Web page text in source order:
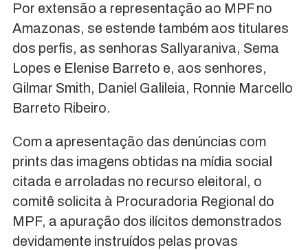
Por extensão a representação ao MPF no
Amazonas, se estende também aos titulares
dos perfis, as senhoras Sallyaraniva, Sema
Lopes e Elenise Barreto e, aos senhores,
Gilmar Smith, Daniel Galileia, Ronnie Marcello
Barreto Ribeiro.
Com a apresentação das denúncias com
prints das imagens obtidas na mídia social
citada e arroladas no recurso eleitoral, o
comitê solicita à Procuradoria Regional do
MPF, a apuração dos ilícitos demonstrados
devidamente instruídos pelas provas